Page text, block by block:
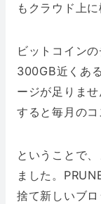
もクラウド上
ビットコイン
300GB近くあ
ージが足りま
すると毎月のコ
ということで
ました。
捨て新しいブ